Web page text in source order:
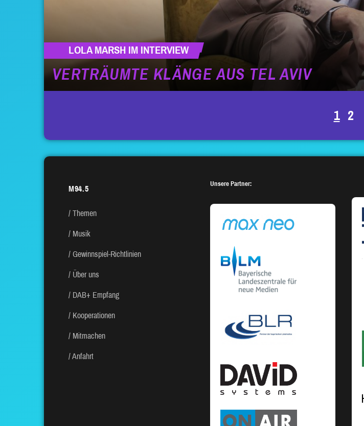
LOLA MARSH IM INTERVIEW
VERTRÄUMTE KLÄNGE AUS TEL AVIV
DER
1 2
M94.5
Themen
Musik
Gewinnspiel-Richtlinien
Über uns
DAB+ Empfang
Kooperationen
Mitmachen
Anfahrt
Unsere Partner: